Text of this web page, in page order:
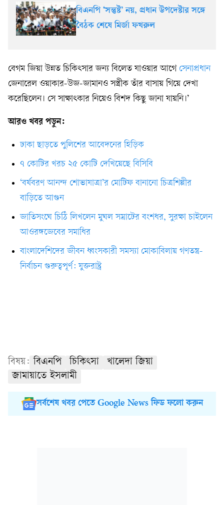
বিএনপি ‘সন্তুষ্ট’ নয়, প্রধান উপদেষ্টার সঙ্গে
বৈঠক শেষে মির্জা ফখরুল
বেগম জিয়া উন্নত চিকিৎসার জন্য বিলেত যাওয়ার আগে সেনাপ্রধান
জেনারেল ওয়াকার-উজ-জামানও সস্ত্রীক তাঁর বাসায় গিয়ে দেখা
করেছিলেন। সে সাক্ষাৎকার নিয়েও বিশদ কিছু জানা যায়নি।’
আরও খবর পড়ুন:
ঢাকা ছাড়তে পুলিশের আবেদনের হিড়িক
৭ কোটির খরচ ২৫ কোটি দেখিয়েছে বিসিবি
‘বর্ষবরণ আনন্দ শোভাযাত্রা’র মোটিফ বানানো চিত্রশিল্পীর
বাড়িতে আগুন
জাতিসংঘে চিঠি লিখলেন মুঘল সম্রাটের বংশধর, সুরক্ষা চাইলেন
আওরঙ্গজেবের সমাধির
বাংলাদেশিদের জীবন ধ্বংসকারী সমস্যা মোকাবিলায় গণতন্ত্র-
নির্বাচন গুরুত্বপূর্ণ: যুক্তরাষ্ট্র
বিষয়: বিএনপি চিকিৎসা
খালেদা জিয়া
জামায়াতে ইসলামী
সর্বশেষ খবর পেতে Google News ফিড ফলো করুন